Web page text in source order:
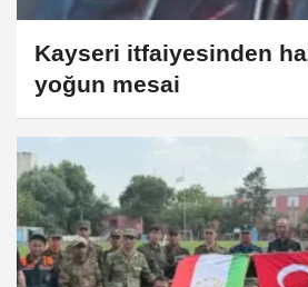
Kayseri itfaiyesinden
yoğun mesai